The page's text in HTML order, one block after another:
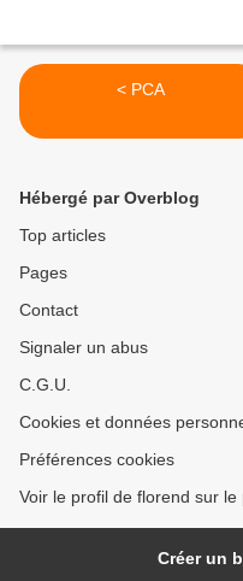
< PCA
Hébergé par Overblog
Top articles
Pages
Contact
Signaler un abus
C.G.U.
Cookies et données
Préférences cookies
Voir le profil de florend sur le
Créer un